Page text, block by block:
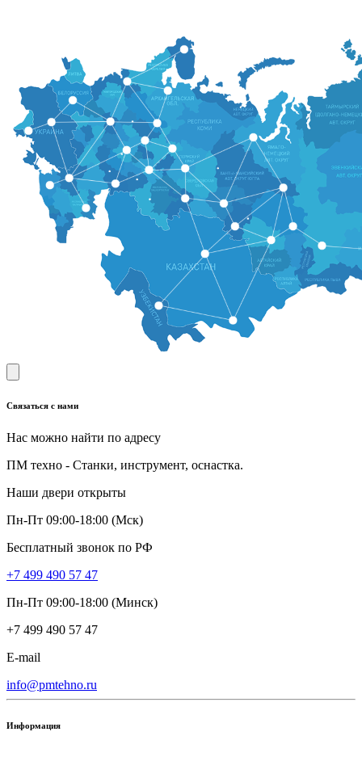
Связаться с нами
Нас можно найти по адресу
ПМ техно - Станки, инструмент, оснастка.
Наши двери открыты
Пн-Пт 09:00-18:00 (Мск)
Бесплатный звонок по РФ
+7 499 490 57 47
Пн-Пт 09:00-18:00 (Минск)
+7 499 490 57 47
E-mail
info@pmtehno.ru
Информация